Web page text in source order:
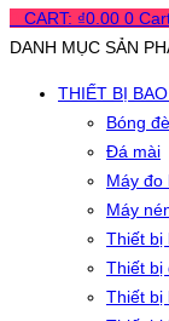
CART: ₫0.00 0
DANH MỤC SẢN
THIẾT BỊ
Bóng
Đá mài
Máy đo
Máy
Thiết bị
Thiết bị
Thiết bị